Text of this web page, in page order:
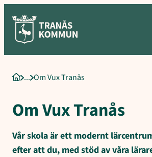
innehåll
StartsidaOm Vux Tranås
Om Vux Tranås
Vår skola är ett modernt
efter att du, med stöd av våra